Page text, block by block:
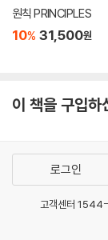
한 게 아니다. 무한
는 생태계에 치유의
공멸을 예고하는 ‘
태론적 교훈은 시장,
시장은 공감 능력이
기업은 시장이라는
인간은 모든 문제의
원칙 PRINCIPLES
10% 31,500원
이 책을 구입하
로그인
고객센터